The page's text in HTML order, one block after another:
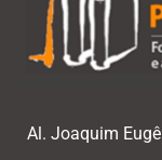
Al. Joaquim